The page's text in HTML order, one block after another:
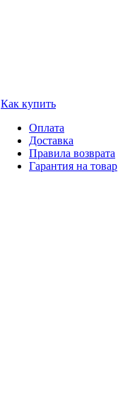
Как купить
Оплата
Доставка
Правила возврата
Гарантия на товар